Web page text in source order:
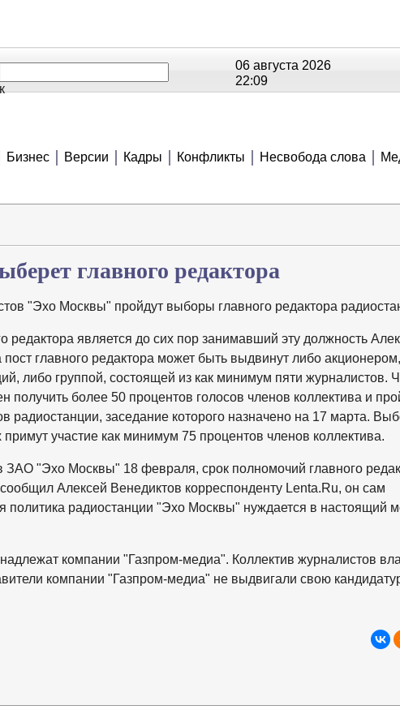
06 августа 2026
22:09
Бизнес Версии Кадры Конфликты Несвобода слова
главного редактора
"Эхо Москвы" пройдут выборы главного редактора
редактора является до сих пор занимавший эту должность
главного редактора может быть выдвинут либо акционером,
либо группой, состоящей из как минимум пяти журналистов.
получить более 50 процентов голосов членов коллектива и
радиостанции, заседание которого назначено на 17 марта.
участие как минимум 75 процентов членов коллектива.
"Эхо Москвы" 18 февраля, срок полномочий главного
Алексей Венедиктов корреспонденту Lenta.Ru, он сам
политика радиостанции "Эхо Москвы" нуждается в настоящий
компании "Газпром-медиа". Коллектив журналистов
компании "Газпром-медиа" не выдвигали свою